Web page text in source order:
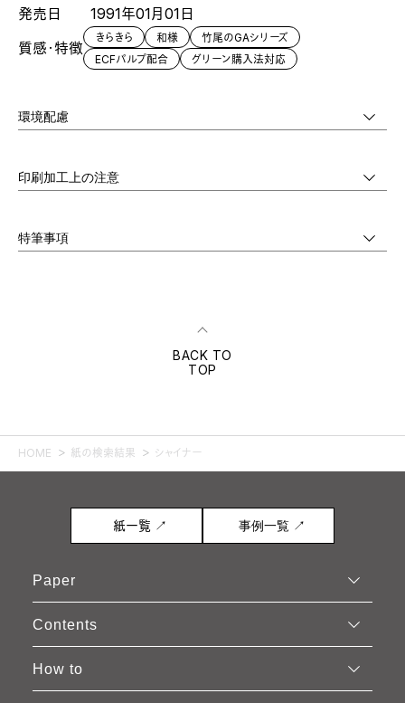
発売日
1991年01月01日
質感・特徴
きらきら 和様
竹尾のGAシリーズ
ECFパルプ配合
グリーン購入法対応
環境配慮
印刷加工上の注意
特筆事項
BACK TO
TOP
HOME 紙の検索結果 シャイナー
紙一覧 ↗ 事例一覧 ↗
Paper
Contents
How to